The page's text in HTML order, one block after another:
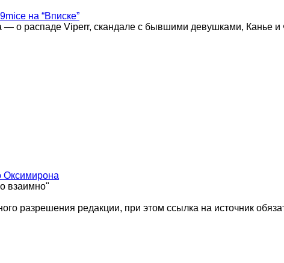
на “Вписке”
— о распаде Viperr, скандале с бывшими девушками, Канье
Оксимирона
взаимно"
разрешения редакции, при этом ссылка на источник